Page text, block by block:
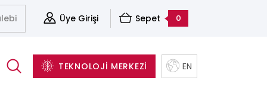
Üye Girişi Sepet 0
TEKNOLOJİ MERKEZİ EN